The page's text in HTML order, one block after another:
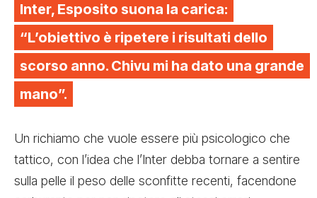
Inter, Esposito suona la carica:
“L’obiettivo è ripetere i risultati dello
scorso anno. Chivu mi ha dato una grande
mano”.
Un richiamo che vuole essere più psicologico che
tattico, con l’idea che l’Inter debba tornare a sentire
sulla pelle il peso delle sconfitte recenti, facendone